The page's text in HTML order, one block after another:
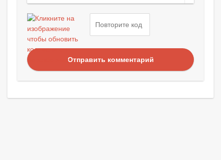
Отправить комментарий